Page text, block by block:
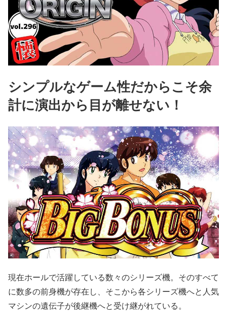
シンプルなゲーム性だからこそ余
計に演出から目が離せない！
現在ホールで活躍している数々のシリーズ機。そのすべて
に数多の前身機が存在し、そこから各シリーズ機へと人気
マシンの遺伝子が後継機へと受け継がれている。